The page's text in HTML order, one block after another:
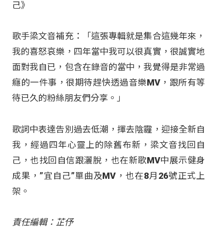
己》
歌手梁文音補充：「這張專輯就是集合這幾年來，
我的喜怒哀樂，四年當中我可以很真實，很誠實地
面對我自已，包含在錄音的當中，我覺得是非常過
癮的一件事，很期待趕快透過音樂MV，跟所有等
待已久的粉絲朋友們分享。」
歌詞中表達告別過去低潮，揮去陰霾，迎接全新自
我，經過四年心靈上的除舊布新，梁文音找回自
己，也找回自信跟灑脫，也在新歌MV中展示健身
成果，”宜自己”單曲及MV，也在8月26號正式上
架。
責任編輯：芷伃